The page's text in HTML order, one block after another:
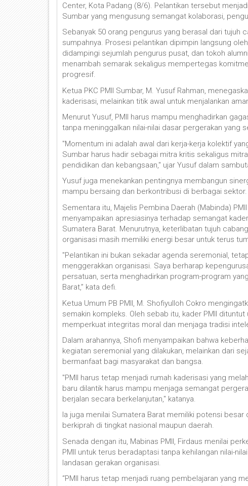
Center, Kota Padang (8/6). Pelantikan tersebut
Sumbar yang mengusung semangat kolaborasi,
Sebanyak 50 orang pengurus yang berasal dari tujuh
sumpahnya. Prosesi pelantikan dipimpin langsung
didampingi sejumlah pengurus pusat, dan tokoh
menambah semarak sekaligus mempertegas
progresif.
Ketua PKC PMII Sumbar, M. Yusuf Rahman,
kaderisasi, melainkan titik awal untuk menjalankan
Menurut Yusuf, PMII harus mampu menghadirkan
tanpa meninggalkan nilai-nilai dasar pergerakan yang
"Momentum ini adalah awal dari kerja-kerja kolektif
Sumbar harus hadir sebagai mitra kritis sekaligus
pendidikan dan kebangsaan," ujar Yusuf dalam
Yusuf juga menekankan pentingnya membangun
mampu bersaing dan berkontribusi di berbagai sektor.
Sementara itu, Majelis Pembina Daerah (Mabinda)
menyampaikan apresiasinya terhadap semangat
Sumatera Barat. Menurutnya, keterlibatan tujuh
organisasi masih memiliki energi besar untuk terus
"Pelantikan ini bukan sekadar agenda seremonial,
menggerakkan organisasi. Saya berharap
persatuan, serta menghadirkan program-program
Barat,” kata defi.
Ketua Umum PB PMII, M. Shofiyulloh Cokro
semakin kompleks. Oleh sebab itu, kader PMII
memperkuat integritas moral dan menjaga tradisi
Dalam arahannya, Shofi menyampaikan bahwa
kegiatan seremonial yang dilakukan, melainkan dari
bermanfaat bagi masyarakat dan bangsa.
"PMII harus tetap menjadi rumah kaderisasi yang
baru dilantik harus mampu menjaga semangat
berjalan secara berkelanjutan," katanya.
Ia juga menilai Sumatera Barat memiliki potensi
berkiprah di tingkat nasional maupun daerah.
Senada dengan itu, Mabinas PMII, Firdaus menilai
PMII untuk terus beradaptasi tanpa kehilangan nilai-
landasan gerakan organisasi.
“PMII harus tetap menjadi ruang pembelajaran yang